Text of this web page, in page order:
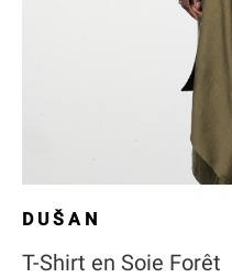
DUŠAN
T-Shirt en Soie Forêt